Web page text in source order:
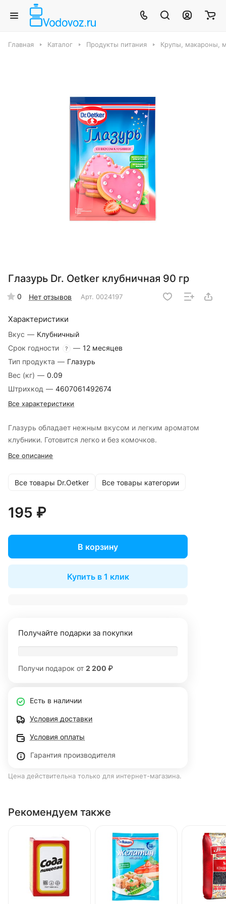
Главная Каталог Продукты питания Крупы, макароны,
Глазурь Dr. Oetker клубничная 90 гр
0 Нет отзывов Арт. 0024197
Характеристики
Вкус — Клубничный
Срок годности
? — 12 месяцев
Тип продукта — Глазурь
Вес (кг) — 0.09
Штрихкод — 4607061492674
Все характеристики
Глазурь обладает нежным вкусом и легким ароматом
клубники. Готовится легко и без комочков.
Все описание
Все товары Dr.Oetker Все товары категории
195 ₽
В корзину
Купить в 1 клик
Получайте подарки за покупки
Получи подарок от 2 200 ₽
Есть в наличии
Условия доставки
Условия оплаты
Гарантия производителя
Цена действительна только для интернет-магазина.
Рекомендуем также